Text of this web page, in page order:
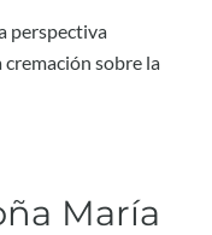
perspectiva
sobre la
María